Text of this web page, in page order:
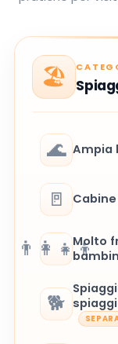
🏖️
🌊 Ampia
🚪
👨‍👩‍👧‍👦
Molto
🐕